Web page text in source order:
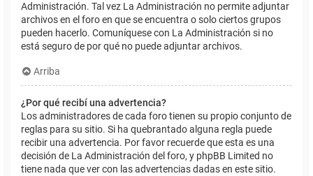
Administración. Tal vez La Administración no permite adjuntar
archivos en el foro en que se encuentra o solo ciertos grupos
pueden hacerlo. Comuníquese con La Administración si no
está seguro de por qué no puede adjuntar archivos.
Arriba
¿Por qué recibí una advertencia?
Los administradores de cada foro tienen su propio conjunto de
reglas para su sitio. Si ha quebrantado alguna regla puede
recibir una advertencia. Por favor recuerde que esta es una
decisión de La Administración del foro, y phpBB Limited no
tiene nada que ver con las advertencias dadas en este sitio.